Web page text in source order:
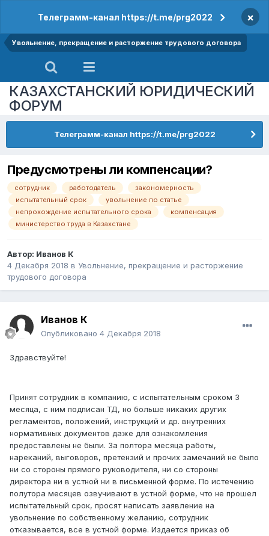
Телеграмм-канал https://t.me/prg2022 ×
Увольнение, прекращение и расторжение трудового договора
КАЗАХСТАНСКИЙ ЮРИДИЧЕСКИЙ
ФОРУМ
Телеграмм-канал https://t.me/prg2022
Предусмотрены ли компенсации?
сотрудник работодатель
закономерность
испытательный срок
увольнение по статье
непрохождение испытательного срока
компенсация
министерство труда в Казахстане
Автор: Иванов К
4 Декабря 2018 в Увольнение, прекращение и расторжение
трудового договора
Иванов К
Опубликовано 4 Декабря 2018
Здравствуйте!
Принят сотрудник в компанию, с испытательным сроком 3
месяца, с ним подписан ТД, но больше никаких других
регламентов, положений, инструкций и др. внутренних
нормативных документов даже для ознакомления
предоставлены не были. За полтора месяца работы,
нареканий, выговоров, претензий и прочих замечаний не было
ни со стороны прямого руководителя, ни со стороны
директора ни в устной ни в письменной форме. По истечению
полутора месяцев озвучивают в устной форме, что не прошел
испытательный срок, просят написать заявление на
увольнение по собственному желанию, сотрудник
отказывается, все в устной форме. Издается приказ об